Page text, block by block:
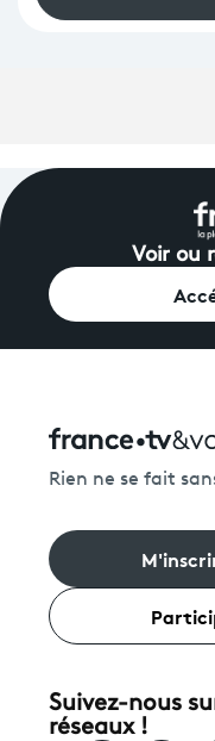
Voir ou
Rien ne se fait
Suivez-nous
réseaux !